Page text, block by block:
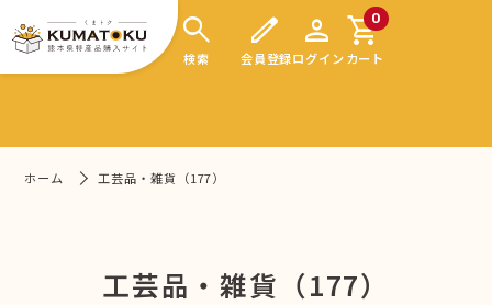
search
検索
edit
会員登録
person
ログイン
0
shopping_cart
カート
ホーム 工芸品・雑貨（177）
工芸品・雑貨（177）